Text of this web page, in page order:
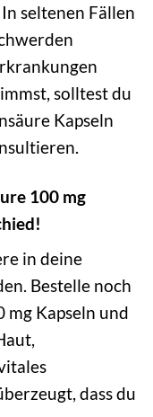
seltenen Fällen
solltest du
Kapseln
100 mg
in deine
Bestelle noch
Kapseln und
dass du